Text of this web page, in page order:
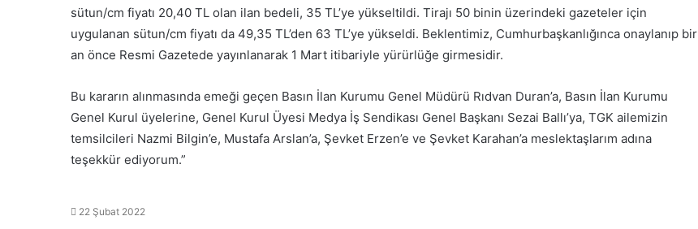
sütun/cm fiyatı 20,40 TL olan ilan bedeli, 35 TL’ye yükseltildi. Tirajı 50 binin üzerindeki gazeteler için
uygulanan sütun/cm fiyatı da 49,35 TL’den 63 TL’ye yükseldi. Beklentimiz, Cumhurbaşkanlığınca onaylanıp bir
an önce Resmi Gazetede yayınlanarak 1 Mart itibariyle yürürlüğe girmesidir.
Bu kararın alınmasında emeği geçen Basın İlan Kurumu Genel Müdürü Rıdvan Duran’a, Basın İlan Kurumu
Genel Kurul üyelerine, Genel Kurul Üyesi Medya İş Sendikası Genel Başkanı Sezai Ballı’ya, TGK ailemizin
temsilcileri Nazmi Bilgin’e, Mustafa Arslan’a, Şevket Erzen’e ve Şevket Karahan’a meslektaşlarım adına
teşekkür ediyorum.”
22 Şubat 2022